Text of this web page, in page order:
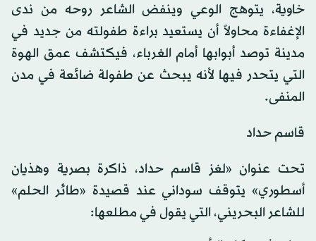
خاوية، يتوهج الوعي وينفض الشاعر روحه من ندى
الإغفاءة محاولاً أن يستعيد براءة طفولته من جديد في
مدينة توصد أبوابها أمام الغرباء، فيكتشف عمق الهوة
التي يتحدر فيها لأنه يبحث عن طفولة ضائعة في مدن
المنفى.
قاسم حداد
تحت عنوان «لغز قاسم حداد، ذاكرة بصرية وهذيان
أسطوري» يتوقف سوداني عند قصيدة «طائر الحلم»
للشاعر البحريني، التي يقول في مطلعها: